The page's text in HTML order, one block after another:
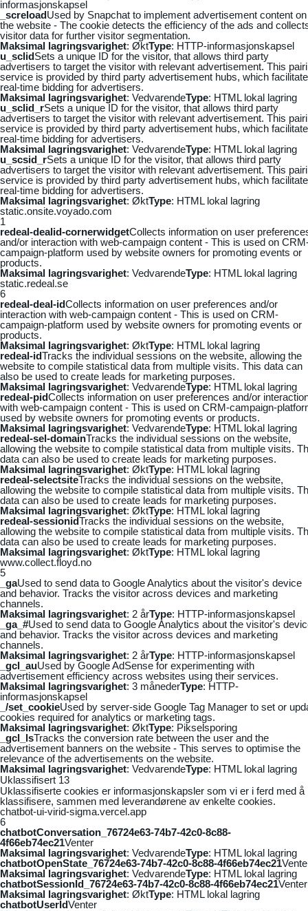
informasjonskapsel
_screloadUsed by Snapchat to implement advertisement content on
the website - The cookie detects the efficiency of the ads and
visitor data for further visitor segmentation.
Maksimal lagringsvarighet: ØktType: HTTP-informasjonskapsel
u_sclidSets a unique ID for the visitor, that allows third party
advertisers to target the visitor with relevant advertisement. This
service is provided by third party advertisement hubs, which
real-time bidding for advertisers.
Maksimal lagringsvarighet: VedvarendeType: HTML lokal lagring
u_sclid_rSets a unique ID for the visitor, that allows third party
advertisers to target the visitor with relevant advertisement. This
service is provided by third party advertisement hubs, which
real-time bidding for advertisers.
Maksimal lagringsvarighet: VedvarendeType: HTML lokal lagring
u_scsid_rSets a unique ID for the visitor, that allows third party
advertisers to target the visitor with relevant advertisement. This
service is provided by third party advertisement hubs, which
real-time bidding for advertisers.
Maksimal lagringsvarighet: ØktType: HTML lokal lagring
static.onsite.voyado.com
1
redeal-dealid-cornerwidgetCollects information on user
and/or interaction with web-campaign content - This is used on
campaign-platform used by website owners for promoting events or
products.
Maksimal lagringsvarighet: VedvarendeType: HTML lokal lagring
static.redeal.se
6
redeal-deal-idCollects information on user preferences and/or
interaction with web-campaign content - This is used on CRM-
campaign-platform used by website owners for promoting events or
products.
Maksimal lagringsvarighet: ØktType: HTML lokal lagring
redeal-idTracks the individual sessions on the website, allowing the
website to compile statistical data from multiple visits. This data can
also be used to create leads for marketing purposes.
Maksimal lagringsvarighet: VedvarendeType: HTML lokal lagring
redeal-pidCollects information on user preferences and/or
with web-campaign content - This is used on CRM-campaign-
used by website owners for promoting events or products.
Maksimal lagringsvarighet: VedvarendeType: HTML lokal lagring
redeal-sel-domainTracks the individual sessions on the website,
allowing the website to compile statistical data from multiple visits.
data can also be used to create leads for marketing purposes.
Maksimal lagringsvarighet: ØktType: HTML lokal lagring
redeal-selectsiteTracks the individual sessions on the website,
allowing the website to compile statistical data from multiple visits.
data can also be used to create leads for marketing purposes.
Maksimal lagringsvarighet: ØktType: HTML lokal lagring
redeal-sessionidTracks the individual sessions on the website,
allowing the website to compile statistical data from multiple visits.
data can also be used to create leads for marketing purposes.
Maksimal lagringsvarighet: ØktType: HTML lokal lagring
www.collect.floyd.no
5
_gaUsed to send data to Google Analytics about the visitor's device
and behavior. Tracks the visitor across devices and marketing
channels.
Maksimal lagringsvarighet: 2 årType: HTTP-informasjonskapsel
_ga_#Used to send data to Google Analytics about the visitor's
and behavior. Tracks the visitor across devices and marketing
channels.
Maksimal lagringsvarighet: 2 årType: HTTP-informasjonskapsel
_gcl_auUsed by Google AdSense for experimenting with
advertisement efficiency across websites using their services.
Maksimal lagringsvarighet: 3 månederType: HTTP-
informasjonskapsel
_/set_cookieUsed by server-side Google Tag Manager to set or
cookies required for analytics or marketing tags.
Maksimal lagringsvarighet: ØktType: Pikselsporing
_gcl_lsTracks the conversion rate between the user and the
advertisement banners on the website - This serves to optimise the
relevance of the advertisements on the website.
Maksimal lagringsvarighet: VedvarendeType: HTML lokal lagring
Uklassifisert 13
Uklassifiserte cookies er informasjonskapsler som vi er i ferd med å
klassifisere, sammen med leverandørene av enkelte cookies.
chatbot-ui-virid-sigma.vercel.app
6
chatbotConversation_76724e63-74b7-42c0-8c88-
4f66eb74ec21Venter
Maksimal lagringsvarighet: VedvarendeType: HTML lokal lagring
chatbotOpenState_76724e63-74b7-42c0-8c88-4f66eb74ec21
Maksimal lagringsvarighet: VedvarendeType: HTML lokal lagring
chatbotSessionId_76724e63-74b7-42c0-8c88-4f66eb74ec21Venter
Maksimal lagringsvarighet: ØktType: HTML lokal lagring
chatbotUserIdVenter